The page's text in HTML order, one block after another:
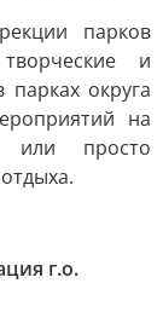
парков
и
округа
на
или просто
г.о.